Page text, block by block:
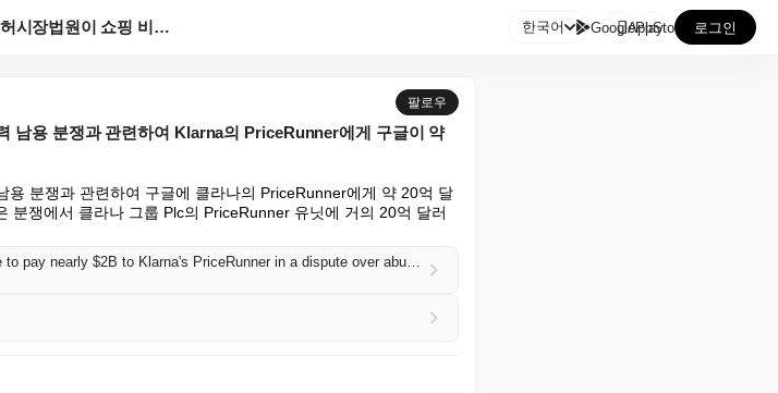
스톡홀름 특허시장법원이 쇼핑 비교 시장에서의 권력 남용... 한국어 GooglePlay
AppStore 로그인
팔로우
남용 분쟁과 관련하여 Klarna의 PriceRunner에게 구글이 약
분쟁과 관련하여 구글에 클라나의 PriceRunner에게 약 20억 달
쟁에서 클라나 그룹 Plc의 PriceRunner 유닛에 거의 20억 달러
Stockholm's Patent and Market Court orders Google to pay nearly $2B to Klarna's PriceRunner in a dispute over abuse of power in the shopping comparison market (Bloomberg)